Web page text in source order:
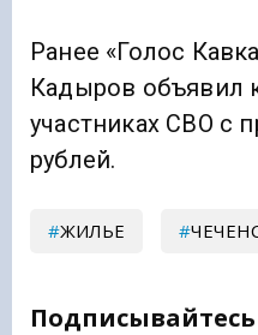
Ранее «Голос
Кадыров объявил
участниках СВО с
рублей.
ЖИЛЬЕ